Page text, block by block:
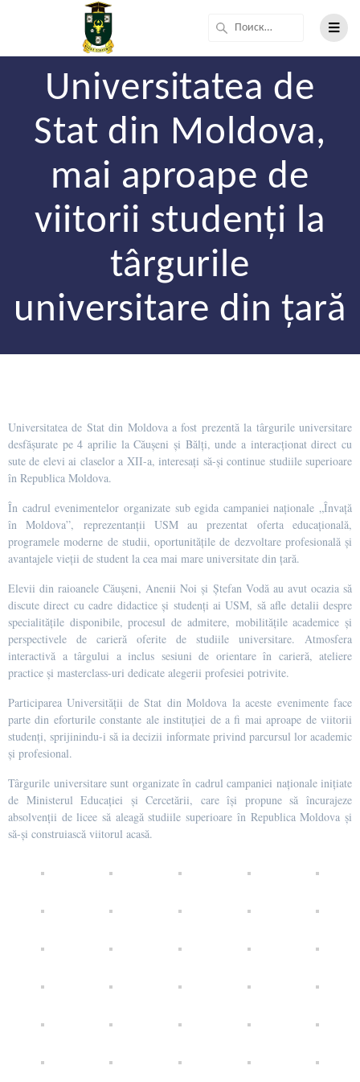
Universitatea de
Stat din Moldova,
mai aproape de
viitorii studenți la
târgurile
universitare din țară
Universitatea de Stat din Moldova a fost prezentă la târgurile universitare
desfășurate pe 4 aprilie la Căușeni și Bălți, unde a interacționat direct cu
sute de elevi ai claselor a XII-a, interesați să-și continue studiile superioare
în Republica Moldova.
În cadrul evenimentelor organizate sub egida campaniei naționale „Învață
în Moldova”, reprezentanții USM au prezentat oferta educațională,
programele moderne de studii, oportunitățile de dezvoltare profesională și
avantajele vieții de student la cea mai mare universitate din țară.
Elevii din raioanele Căușeni, Anenii Noi și Ștefan Vodă au avut ocazia să
discute direct cu cadre didactice și studenți ai USM, să afle detalii despre
specialitățile disponibile, procesul de admitere, mobilitățile academice și
perspectivele de carieră oferite de studiile universitare. Atmosfera
interactivă a târgului a inclus sesiuni de orientare în carieră, ateliere
practice și masterclass-uri dedicate alegerii profesiei potrivite.
Participarea Universității de Stat din Moldova la aceste evenimente face
parte din eforturile constante ale instituției de a fi mai aproape de viitorii
studenți, sprijinindu-i să ia decizii informate privind parcursul lor academic
și profesional.
Târgurile universitare sunt organizate în cadrul campaniei naționale inițiate
de Ministerul Educației și Cercetării, care își propune să încurajeze
absolvenții de licee să aleagă studiile superioare în Republica Moldova și
să-și construiască viitorul acasă.